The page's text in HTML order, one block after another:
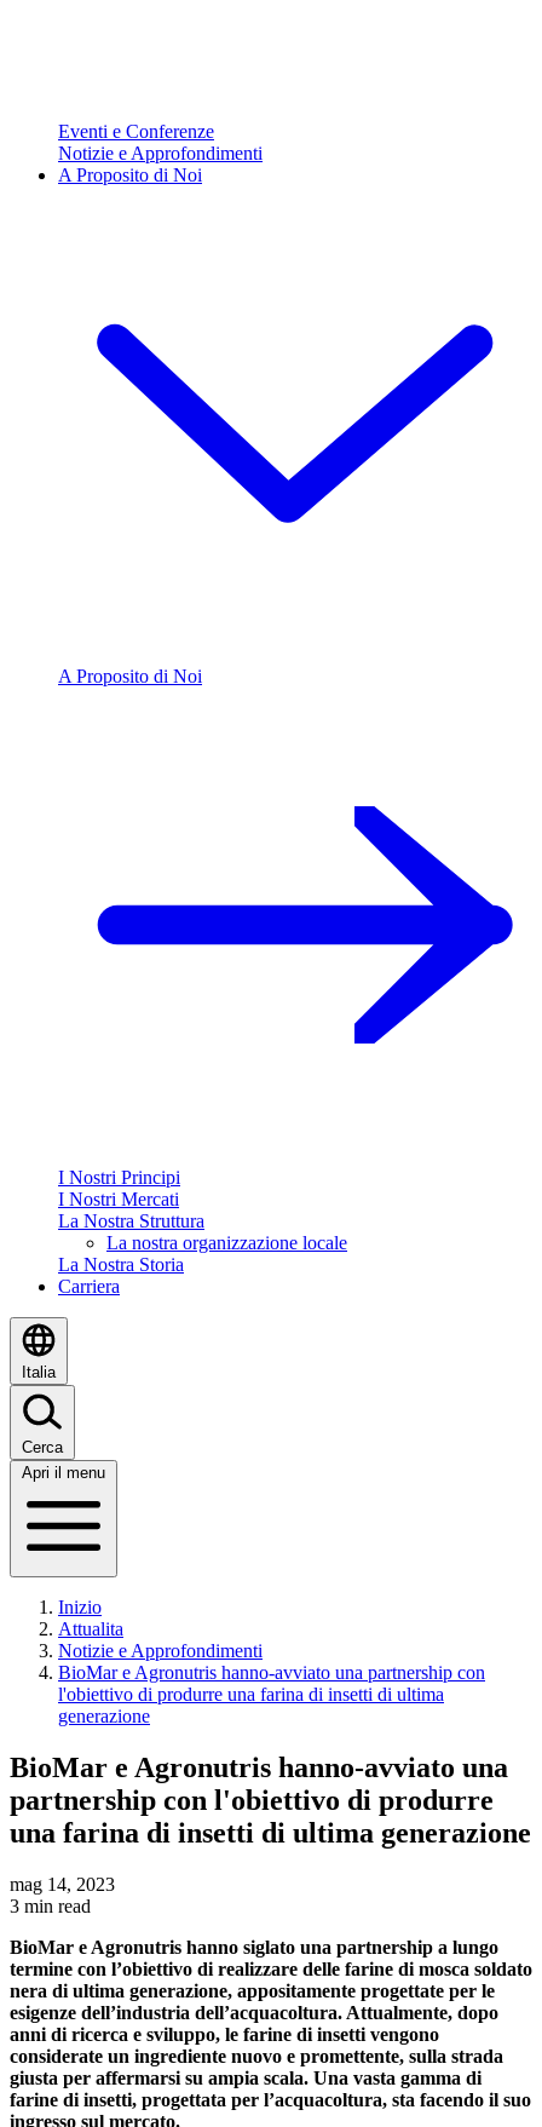
Eventi e Conferenze
Notizie e Approfondimenti
A Proposito di Noi
A Proposito di Noi
I Nostri Principi
I Nostri Mercati
La Nostra Struttura
La nostra organizzazione locale
La Nostra Storia
Carriera
Italia
Cerca
Apri il menu
Inizio
Attualita
Notizie e Approfondimenti
BioMar e Agronutris hanno-avviato una partnership con
l'obiettivo di produrre una farina di insetti di ultima
generazione
BioMar e Agronutris hanno-avviato una
partnership con l'obiettivo di produrre
una farina di insetti di ultima generazione
mag 14, 2023
3 min read
BioMar e Agronutris hanno siglato una partnership a lungo
termine con l’obiettivo di realizzare delle farine di mosca soldato
nera di ultima generazione, appositamente progettate per le
esigenze dell’industria dell’acquacoltura. Attualmente, dopo
anni di ricerca e sviluppo, le farine di insetti vengono
considerate un ingrediente nuovo e promettente, sulla strada
giusta per affermarsi su ampia scala. Una vasta gamma di
farine di insetti, progettata per l’acquacoltura, sta facendo il suo
ingresso sul mercato.